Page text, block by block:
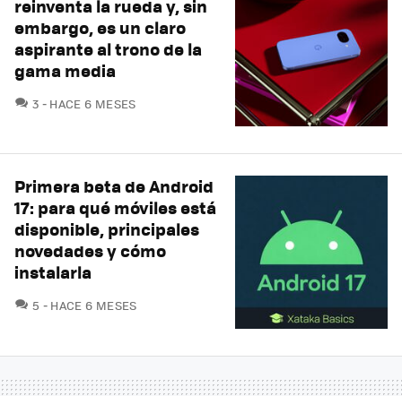
reinventa la rueda y, sin
embargo, es un claro
aspirante al trono de la
gama media
3 COMENTARIOS
HACE 6 MESES
Primera beta de Android
17: para qué móviles está
disponible, principales
novedades y cómo
instalarla
5 COMENTARIOS
HACE 6 MESES